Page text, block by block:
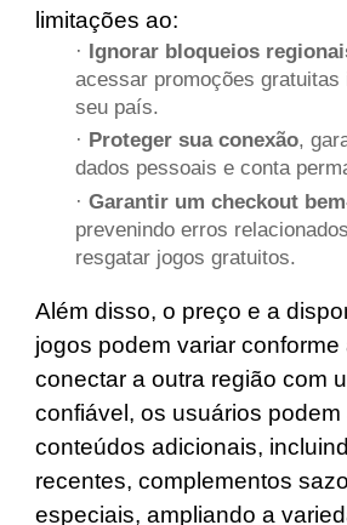
limitações ao:
· Ignorar bloqueios
acessar promoções
seu país.
· Proteger sua conexão,
dados pessoais e conta
·Garantir um checkout
prevenindo erros
resgatar jogos gratuitos.
Além disso, o preço e a
jogos podem variar conforme
conectar a outra região com
confiável, os usuários
conteúdos adicionais,
recentes, complementos
especiais, ampliando a